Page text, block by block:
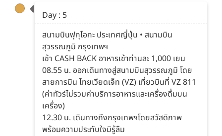
Day : 5
สนามบินฟุกุโอกะ ประเทศญี่ปุ่น • สนามบิน
สุวรรณภูมิ กรุงเทพฯ
เช้า CASH BACK อาหารเช้าท่านละ 1,000 เยน
08.55 น. ออกเดินทางสู่สนามบินสุวรรณภูมิ โดย
สายการบิน ไทยเวียดเจ็ท (VZ) เที่ยวบินที่ VZ 811
(ค่าทัวร์ไม่รวมค่าบริการอาหารและเครื่องดื่มบน
เครื่อง)
12.30 น. เดินทางถึงกรุงเทพฯโดยสวัสดิภาพ
พร้อมความประทับใจมิรู้ลืม